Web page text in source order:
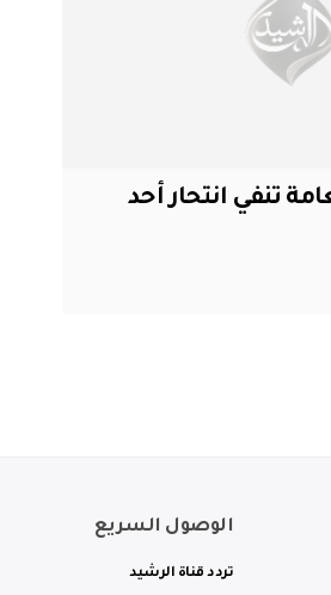
تنفي انتحار أحد
الوصول السريع
تردد قناة الرشيد